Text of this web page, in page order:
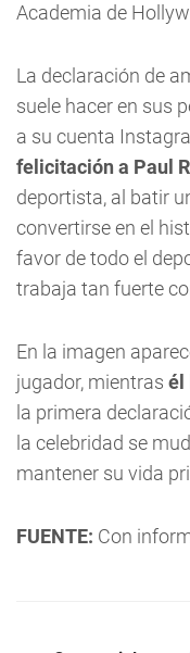
Academia de
La declaración de
suele hacer en sus
a su cuenta
felicitación a Paul
deportista, al batir
convertirse en el
favor de todo el
trabaja tan fuerte
En la imagen
jugador, mientras él
la primera
la celebridad se
mantener su vida
FUENTE: Con